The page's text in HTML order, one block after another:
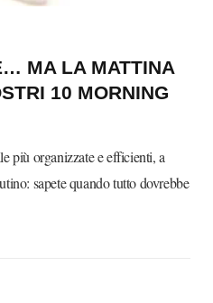
MA LA MATTINA
10 MORNING
più organizzate e efficienti, a
sapete quando tutto dovrebbe